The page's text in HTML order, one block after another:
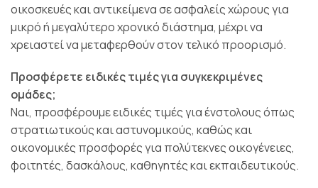
οικοσκευές και αντικείμενα σε ασφαλείς χώρους για
μικρό ή μεγαλύτερο χρονικό διάστημα, μέχρι να
χρειαστεί να μεταφερθούν στον τελικό προορισμό.
Προσφέρετε ειδικές τιμές για συγκεκριμένες
ομάδες;
Ναι, προσφέρουμε ειδικές τιμές για ένστολους όπως
στρατιωτικούς και αστυνομικούς, καθώς και
οικονομικές προσφορές για πολύτεκνες οικογένειες,
φοιτητές, δασκάλους, καθηγητές και εκπαιδευτικούς.